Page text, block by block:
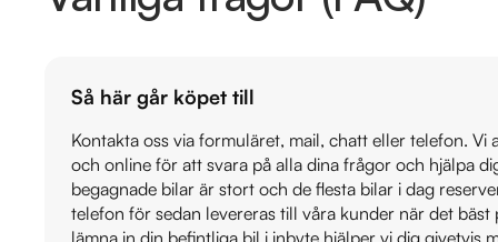
Så här går köpet till
Kontakta oss via formuläret, mail, chatt eller telefon. Vi
och online för att svara på alla dina frågor och hjälpa
begagnade bilar är stort och de flesta bilar i dag
telefon för sedan levereras till våra kunder när det bäst
lämna in din befintliga bil i inbyte hjälper vi dig givetvis